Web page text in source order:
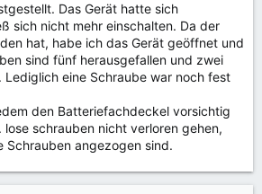
Das Gerät hatte sich
sich nicht mehr einschalten. Da der
hat, habe ich das Gerät geöffnet und
sind fünf herausgefallen und zwei
Lediglich eine Schraube war noch fest
den Batteriefachdeckel vorsichtig
schrauben nicht verloren gehen,
Schrauben angezogen sind.